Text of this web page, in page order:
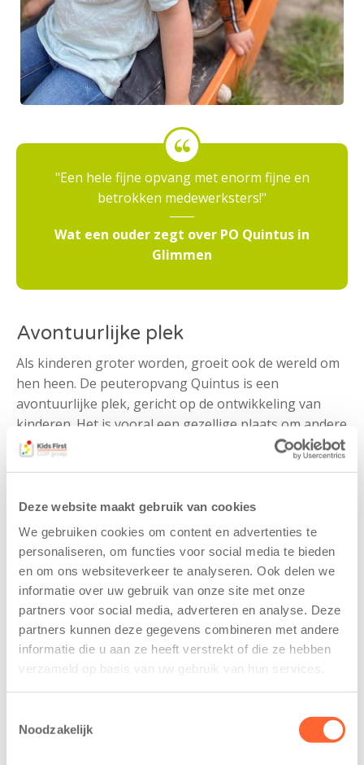
Deze website maakt gebruik van cookies
We gebruiken cookies om content en advertenties te
personaliseren, om functies voor social media te bieden
en om ons websiteverkeer te analyseren. Ook delen we
informatie over uw gebruik van onze site met onze
partners voor social media, adverteren en analyse. Deze
partners kunnen deze gegevens combineren met andere
informatie die u aan ze heeft verstrekt of die ze hebben
verzameld op basis van uw gebruik van hun services.
Noodzakelijk
Een hele fijne opvang met enorm fijne en
betrokken medewerksters!
Wat een ouder zegt over PO Quintus in
Glimmen
Avontuurlijke plek
Als kinderen groter worden, groeit ook de wereld om
hen heen. De peuteropvang Quintus is een
avontuurlijke plek, gericht op de ontwikkeling van
kinderen. Het is vooral een gezellige plaats om andere
kinderen en volwassenen te ontmoeten. Je kind leert
er sociale vaardigheden zoals; voor zichzelf opkomen,
samenspelen.
Ons team bestaat uit enthousiaste en ervaren
pedagogisch professionals die ervoor zorgen dat elk
kind zich thuis voelt. Elke dag zetten zij zich met liefde
in om een vertrouwde omgeving te creëren, zodat elk
kind met veel plezier naar de opvang gaat.
Samen staan we sterk
In samenwerking met basisschool de Quintusschool
vanuit één team en één visie.